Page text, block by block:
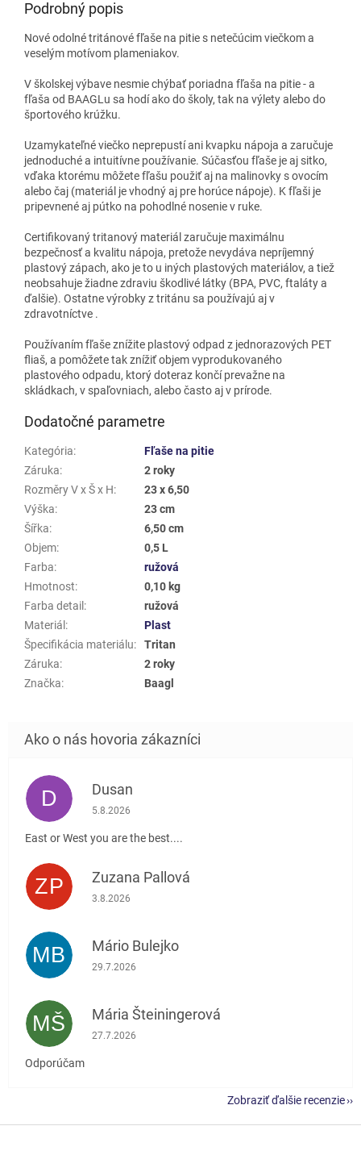
Podrobný popis
Nové odolné tritánové fľaše na pitie s netečúcim viečkom a
veselým motívom plameniakov.
V školskej výbave nesmie chýbať poriadna fľaša na pitie - a
fľaša od BAAGLu sa hodí ako do školy, tak na výlety alebo do
športového krúžku.
Uzamykateľné viečko neprepustí ani kvapku nápoja a zaručuje
jednoduché a intuitívne používanie. Súčasťou fľaše je aj sitko,
vďaka ktorému môžete fľašu použiť aj na malinovky s ovocím
alebo čaj (materiál je vhodný aj pre horúce nápoje). K fľaši je
pripevnené aj pútko na pohodlné nosenie v ruke.
Certifikovaný tritanový materiál zaručuje maximálnu
bezpečnosť a kvalitu nápoja, pretože nevydáva nepríjemný
plastový zápach, ako je to u iných plastových materiálov, a tiež
neobsahuje žiadne zdraviu škodlivé látky (BPA, PVC, ftaláty a
ďalšie). Ostatne výrobky z tritánu sa používajú aj v
zdravotníctve .
Používaním fľaše znížite plastový odpad z jednorazových PET
fliaš, a pomôžete tak znížiť objem vyprodukovaného
plastového odpadu, ktorý doteraz končí prevažne na
skládkach, v spaľovniach, alebo často aj v prírode.
Dodatočné parametre
Kategória:
Fľaše na pitie
Záruka:
2 roky
Rozměry V x Š x H:
23 x 6,50
Výška:
23 cm
Šířka:
6,50 cm
Objem:
0,5 L
Farba:
ružová
Hmotnost:
0,10 kg
Farba detail :
ružová
Materiál :
Plast
Špecifikácia materiálu:
Tritan
Záruka:
2 roky
Značka: Baagl
D Dusan
Hodnotenie obchodu je 5 z 5 hviezdičiek.
5.8.2026
East or West you are the best....
ZP Zuzana Pallová
Hodnotenie obchodu je 5 z 5 hviezdičiek.
3.8.2026
MB Mário Bulejko
Hodnotenie obchodu je 5 z 5 hviezdičiek.
29.7.2026
MŠ Mária Šteiningerová
Hodnotenie obchodu je 5 z 5 hviezdičiek.
27.7.2026
Odporúčam
Zobraziť ďalšie recenzie